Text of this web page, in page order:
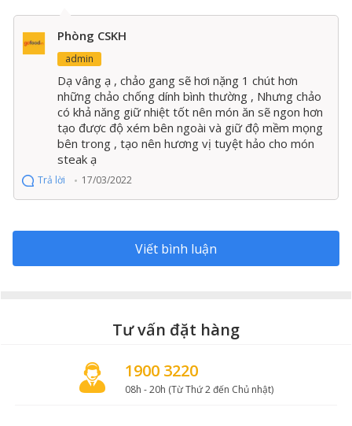
Chảo gang Lodge nhập khẩu từ Mỹ
Phòng CSKH
admin
Dạ vâng ạ , chảo gang sẽ hơi nặng 1 chút hơn
những chảo chống dính bình thường , Nhưng chảo
có khả năng giữ nhiệt tốt nên món ăn sẽ ngon hơn
tạo được độ xém bên ngoài và giữ độ mềm mọng
bên trong , tạo nên hương vị tuyệt hảo cho món
steak ạ
Trả lời 17/03/2022
Viết bình luận
Tư vấn đặt hàng
1900 3220
08h - 20h (Từ Thứ 2 đến Chủ nhật)